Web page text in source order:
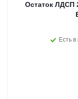
Остаток ЛДСП
Есть